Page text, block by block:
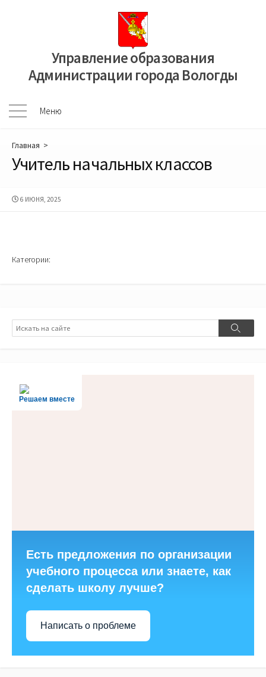
Управление образования
Администрации города Вологды
Меню
Меню
Главная >
Учитель начальных классов
ДАТА
6 ИЮНЯ, 2025
Категории:
Поиск
Поиск
Решаем вместе
Есть предложения по организации
учебного процесса или знаете, как
сделать школу лучше?
Написать о проблеме